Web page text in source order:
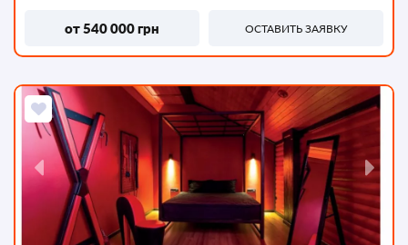
от 540 000 грн ОСТАВИТЬ ЗАЯВКУ